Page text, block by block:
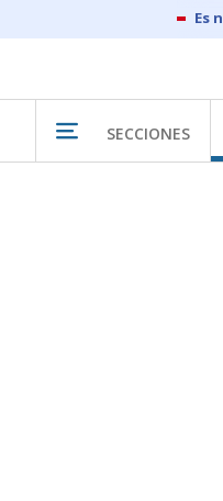
SECCIONES